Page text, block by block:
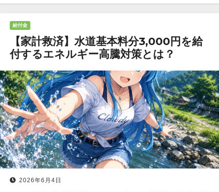
給付金
【家計救済】水道基本料分3,000円を給
付するエネルギー高騰対策とは？
2026年6月4日